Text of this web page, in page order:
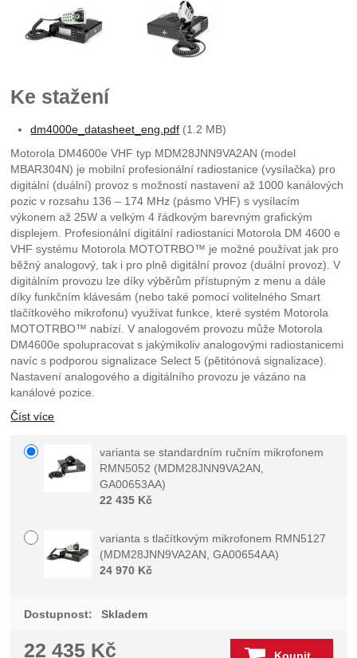
Ke stažení
dm4000e_datasheet_eng.pdf (1.2 MB)
Motorola DM4600e VHF typ MDM28JNN9VA2AN (model
MBAR304N) je mobilní profesionální radiostanice (vysílačka) pro
digitální (duální) provoz s možností nastavení až 1000 kanálových
pozic v rozsahu 136 – 174 MHz (pásmo VHF) s vysílacím
výkonem až 25W a velkým 4 řádkovým barevným grafickým
displejem. Profesionální digitální radiostanici Motorola DM 4600 e
VHF systému Motorola MOTOTRBO™ je možné používat jak pro
běžný analogový, tak i pro plně digitální provoz (duální provoz). V
digitálním provozu lze díky výběrům přístupným z menu a dále
díky funkčním klávesám (nebo také pomocí volitelného Smart
tlačítkového mikrofonu) využívat funkce, které systém Motorola
MOTOTRBO™ nabízí. V analogovém provozu může Motorola
DM4600e spolupracovat s jakýmikoliv analogovými radiostanicemi
navíc s podporou signalizace Select 5 (pětitónová signalizace).
Nastavení analogového a digitálního provozu je vázáno na
kanálové pozice.
Číst více
Vyberte variantuvarianta se standardním ručním mikrofonem
RMN5052 (MDM28JNN9VA2AN,
GA00653AA)
22 435 Kč
varianta s tlačítkovým mikrofonem RMN5127
(MDM28JNN9VA2AN, GA00654AA)
24 970 Kč
Dostupnost: Skladem
22 435 Kč Koupit